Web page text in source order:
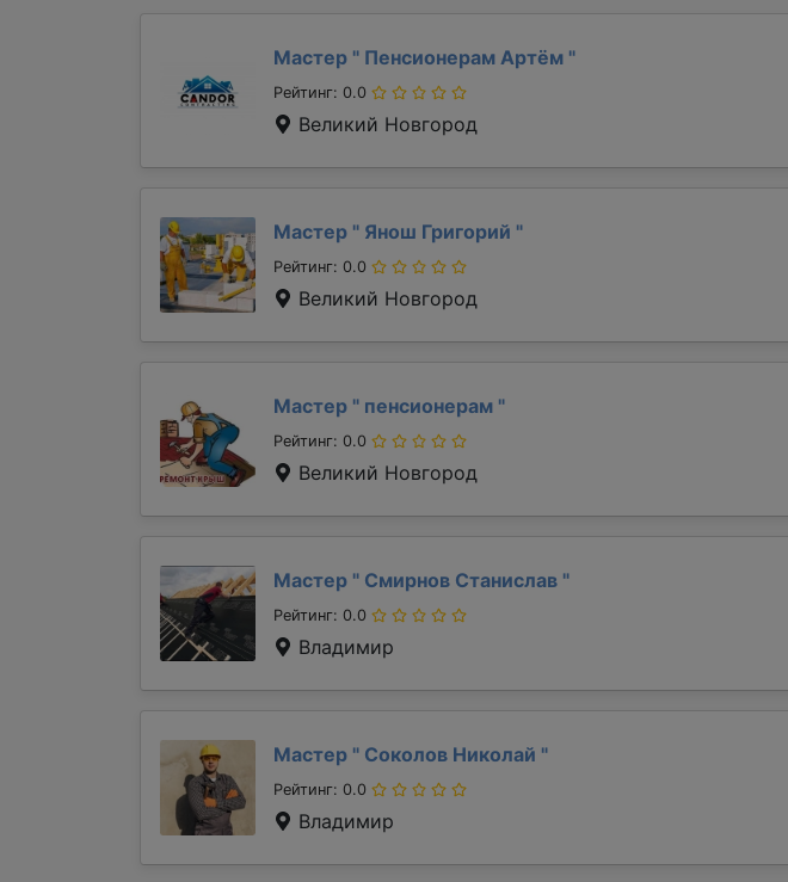
Мастер " Пенсионерам Артём "
Рейтинг: 0.0
Великий Новгород
Мастер " Янош Григорий "
Рейтинг: 0.0
Великий Новгород
Мастер " пенсионерам "
Рейтинг: 0.0
Великий Новгород
Мастер " Смирнов Станислав "
Рейтинг: 0.0
Владимир
Мастер " Соколов Николай "
Рейтинг: 0.0
Владимир